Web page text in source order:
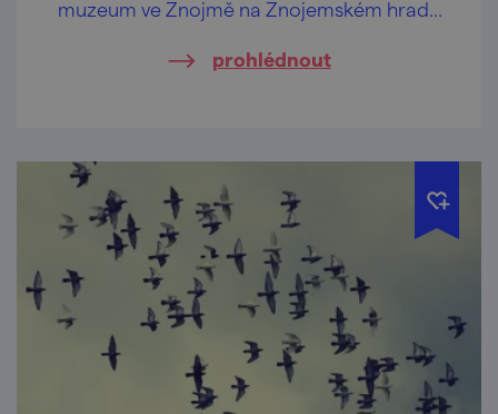
muzeum ve Znojmě na Znojemském hradě
jejich pra/rodiče.
prohlédnout